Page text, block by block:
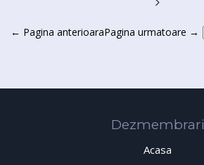
← Pagina anterioaraPagina urmatoare →
Dezmembrari
Acasa